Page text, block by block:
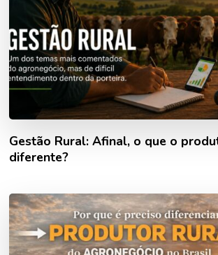
Gestão Rural: Afinal, o que o
diferente?